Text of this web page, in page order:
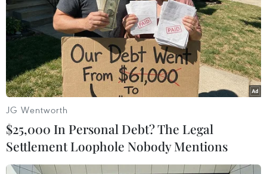
JG Wentworth
$25,000 In Personal Debt? The Legal
Settlement Loophole Nobody Mentions